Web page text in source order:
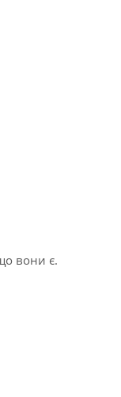
вони є.